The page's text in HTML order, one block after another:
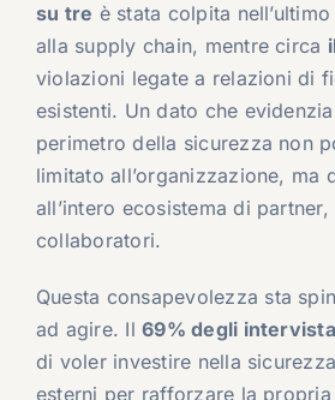
su tre è stata colpita
alla supply chain, mentre circa
violazioni legate a relazioni di
esistenti. Un dato che
perimetro della sicurezza non
limitato all’organizzazione, ma
all’intero ecosistema di
collaboratori.
Questa consapevolezza sta
ad agire. Il69% degli
di voler investire nella
esterni per rafforzare la propria